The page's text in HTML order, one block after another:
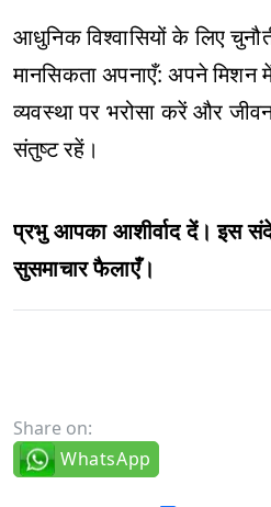
आधुनिक विश्वासियों के लिए
मानसिकता अपनाएँ: अपने मिशन
व्यवस्था पर भरोसा करें और
संतुष्ट रहें।
प्रभु आपका आशीर्वाद दें। इस
सुसमाचार फैलाएँ।
Share on:
WhatsApp